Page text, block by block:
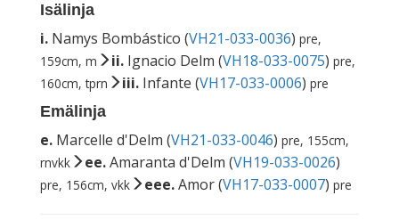
Isälinja
i. Namys Bombástico (VH21-033-0036) pre,
159cm, m
ii. Ignacio Delm (VH18-033-0075) pre,
160cm, tprn
iii. Infante (VH17-033-0006) pre
Emälinja
e. Marcelle d'Delm (VH21-033-0046) pre, 155cm,
rnvkk
ee.Amaranta d'Delm (VH19-033-0026)
pre, 156cm, vkk eee.Amor (VH17-033-0007) pre